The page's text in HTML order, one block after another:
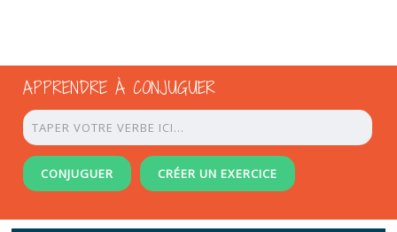
APPRENDRE À CONJUGUER
CONJUGUER CRÉER UN EXERCICE